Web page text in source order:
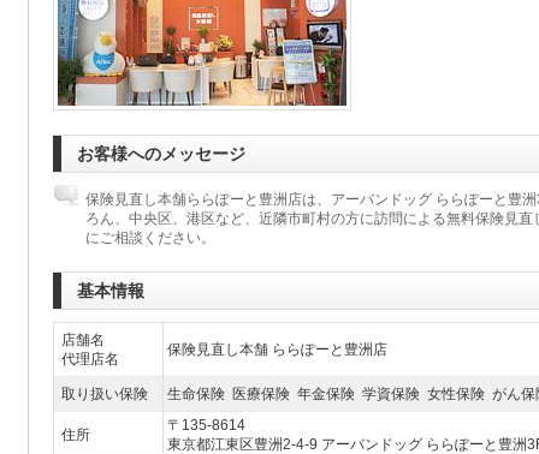
お客様へのメッセージ
保険見直し本舗ららぽーと豊洲店は、アーバンドッグ ららぽーと豊
ろん、中央区、港区など、近隣市町村の方に訪問による無料保険見
にご相談ください。
基本情報
店舗名
代理店名
保険見直し本舗 ららぽーと豊洲店
取り扱い保険 生命保険 医療保険 年金保険 学資保険 女性保険 がん
住所
〒135-8614
東京都江東区豊洲2-4-9 アーバンドッグ ららぽーと豊洲